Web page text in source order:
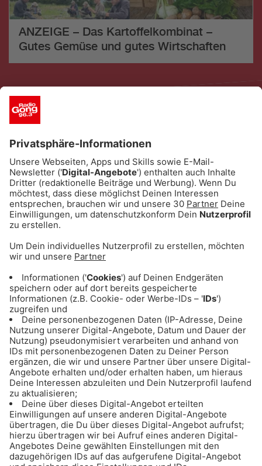
ANZEIGE – Das Kartoffelkombinat –
Gutes Gemüse und gutes Wirtschaften
ANZEIGE - Eishockey: Alle Infos & Spiele
ANZEIGE - Basketball: Alle Infos & Spiele
des FC Bayern Basketball